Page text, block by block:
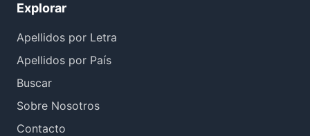
Explorar
Apellidos por Letra
Apellidos por País
Buscar
Sobre Nosotros
Contacto